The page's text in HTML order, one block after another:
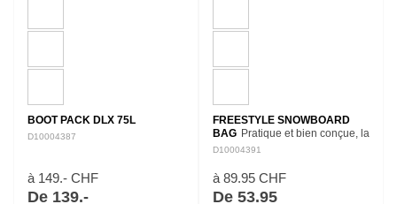
BOOT PACK DLX 75L
D10004387
à 149.- CHF
De 139.-
FREESTYLE SNOWBOARD
BAG Pratique et bien conçue, la
housse de snowboard Freestyle
board des chocs et des rayures
et est munie d'une…
D10004391
à 89.95 CHF
De 53.95